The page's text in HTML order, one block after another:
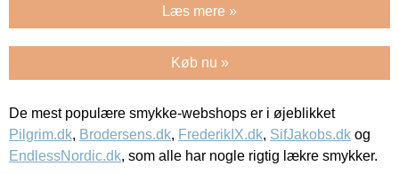
Læs mere »
Køb nu »
De mest populære smykke-webshops er i øjeblikket
Pilgrim.dk, Brodersens.dk, FrederikIX.dk, SifJakobs.dk og
EndlessNordic.dk, som alle har nogle rigtig lækre smykker.